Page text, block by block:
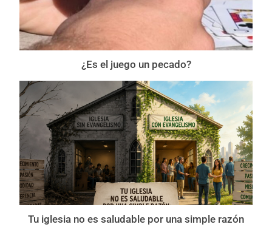
¿Es el juego un pecado?
Tu iglesia no es saludable por una simple razón